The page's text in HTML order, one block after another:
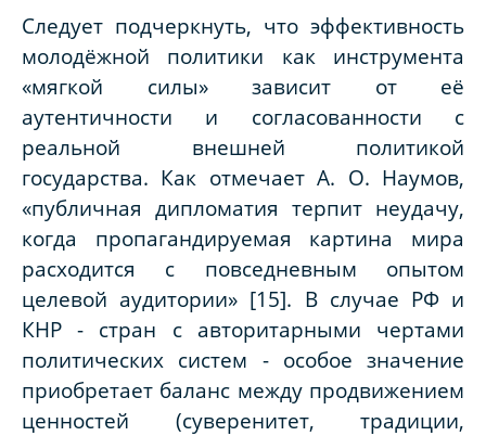
Следует подчеркнуть, что эффективность
молодёжной политики как инструмента
«мягкой силы» зависит от её
аутентичности и согласованности с
реальной внешней политикой
государства. Как отмечает А. О. Наумов,
«публичная дипломатия терпит неудачу,
когда пропагандируемая картина мира
расходится с повседневным опытом
целевой аудитории» [15]. В случае РФ и
КНР - стран с авторитарными чертами
политических систем - особое значение
приобретает баланс между продвижением
ценностей (суверенитет, традиции,